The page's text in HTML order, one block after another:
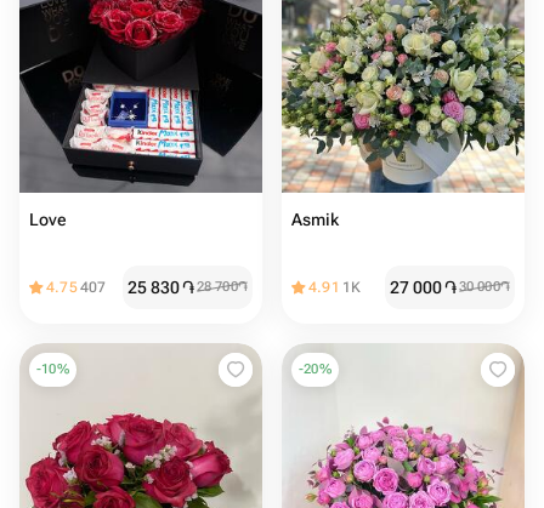
Love
4.75407 25 830֏28 700֏
Asmik
4.91 1K 27 000֏30 000֏
-10% -20%